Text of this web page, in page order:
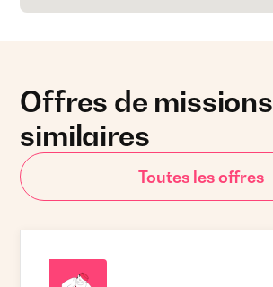
Offres de missions
similaires
Toutes les offres